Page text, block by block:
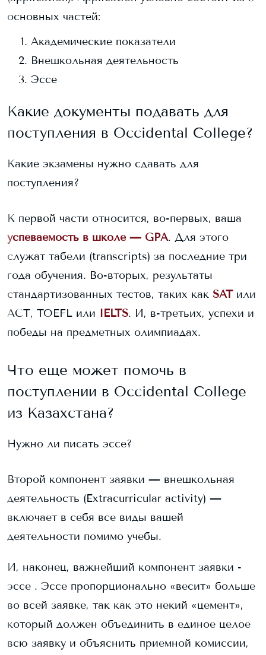
основных частей:
Академические показатели
Внешкольная деятельность
Эссе
Какие документы подавать для
поступления в Occidental College?
Какие экзамены нужно сдавать для
поступления?
К первой части относится, во-первых, ваша
успеваемость в школе — GPA. Для этого
служат табели (transcripts) за последние три
года обучения. Во-вторых, результаты
стандартизованных тестов, таких как SAT или
ACT, TOEFL или IELTS. И, в-третьих, успехи и
победы на предметных олимпиадах.
Что еще может помочь в
поступлении в Occidental College
из Казахстана?
Нужно ли писать эссе?
Второй компонент заявки — внешкольная
деятельность (Extracurricular activity) —
включает в себя все виды вашей
деятельности помимо учебы.
И, наконец, важнейший компонент заявки -
эссе . Эссе пропорционально «весит» больше
во всей заявке, так как это некий «цемент»,
который должен объединить в единое целое
всю заявку и объяснить приемной комиссии,